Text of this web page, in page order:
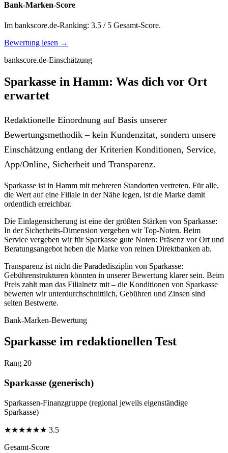
Bank-Marken-Score
Im bankscore.de-Ranking: 3.5 / 5 Gesamt-Score.
Bewertung lesen →
bankscore.de-Einschätzung
Sparkasse in Hamm: Was dich vor Ort
erwartet
Redaktionelle Einordnung auf Basis unserer
Bewertungsmethodik – kein Kundenzitat, sondern unsere
Einschätzung entlang der Kriterien Konditionen, Service,
App/Online, Sicherheit und Transparenz.
Sparkasse ist in Hamm mit mehreren Standorten vertreten. Für alle,
die Wert auf eine Filiale in der Nähe legen, ist die Marke damit
ordentlich erreichbar.
Die Einlagensicherung ist eine der größten Stärken von Sparkasse:
In der Sicherheits-Dimension vergeben wir Top-Noten. Beim
Service vergeben wir für Sparkasse gute Noten: Präsenz vor Ort und
Beratungsangebot heben die Marke von reinen Direktbanken ab.
Transparenz ist nicht die Paradedisziplin von Sparkasse:
Gebührenstrukturen könnten in unserer Bewertung klarer sein. Beim
Preis zahlt man das Filialnetz mit – die Konditionen von Sparkasse
bewerten wir unterdurchschnittlich, Gebühren und Zinsen sind
selten Bestwerte.
Bank-Marken-Bewertung
Sparkasse im redaktionellen Test
Rang 20
Sparkasse (generisch)
Sparkassen-Finanzgruppe (regional jeweils eigenständige
Sparkasse)
★★★★★★ 3.5
Gesamt-Score